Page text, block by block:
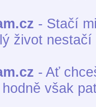
- Stačí
život
- Ať
však